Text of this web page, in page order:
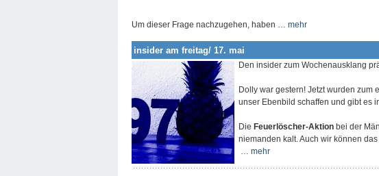
Um dieser Frage nachzugehen, haben … mehr
insider am freitag/ 17. mai
Den insider zum Wochenausklang
Dolly war gestern! Jetzt wurden zum
unser Ebenbild schaffen und gibt es
Die Feuerlöscher-Aktion bei der
niemanden kalt. Auch wir können
… mehr